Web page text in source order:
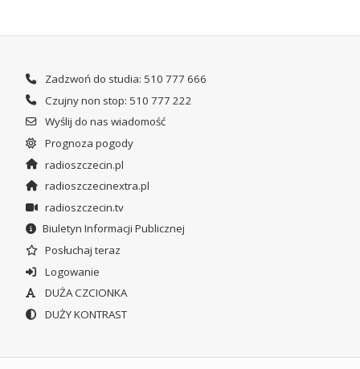
Zadzwoń do studia: 510 777 666
Czujny non stop: 510 777 222
Wyślij do nas wiadomość
Prognoza pogody
radioszczecin.pl
radioszczecinextra.pl
radioszczecin.tv
Biuletyn Informacji Publicznej
Posłuchaj teraz
Logowanie
DUŻA CZCIONKA
DUŻY KONTRAST